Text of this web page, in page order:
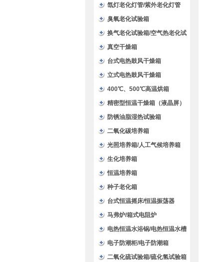
氙灯老化灯管/紫外老化灯管
（耗材）
臭氧老化试验箱
换气老化试验箱/空气热老化试
验箱
真空干燥箱
台式电热鼓风干燥箱
立式电热鼓风干燥箱
400℃、500℃高温烘箱
精密型恒温干燥箱（液晶屏）
防锈油脂湿热试验箱
二氧化碳培养箱
光照培养箱/人工气候培养箱
生化培养箱
恒温培养箱
种子老化箱
台式恒温摇床/恒温振荡器
马弗炉/箱式电阻炉
电热恒温水浴锅/电热恒温水槽
电子防潮柜/电子防潮箱
二氧化硫试验箱/硫化氢试验箱